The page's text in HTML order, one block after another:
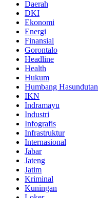
Daerah
DKI
Ekonomi
Energi
Finansial
Gorontalo
Headline
Health
Hukum
Humbang Hasundutan
IKN
Indramayu
Industri
Infografis
Infrastruktur
Internasional
Jabar
Jateng
Jatim
Kriminal
Kuningan